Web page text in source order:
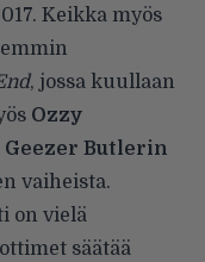
Keikka myös
, jossa kuullaan
Ozzy
Geezer Butlerin
vaiheista.
on vielä
säätää